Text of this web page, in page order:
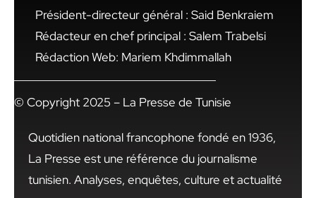
Président-directeur général : Said Benkraiem
Rédacteur en chef principal : Salem Trabelsi
Rédaction Web: Mariem Khdimmallah
© Copyright 2025 – La Presse de Tunisie
Quotidien national francophone fondé en 1936,
La Presse est une référence du journalisme
tunisien. Analyses, enquêtes, culture et actualité